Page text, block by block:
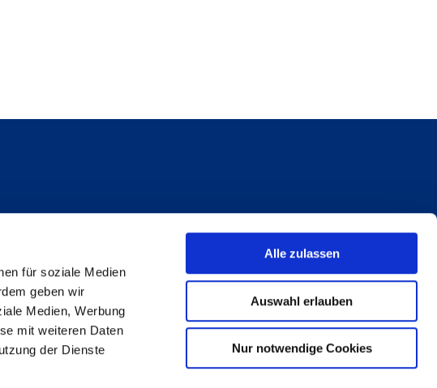
für soziale Medien
geben wir
Medien, Werbung
mit weiteren Daten
der Dienste
Alle zulassen
Auswahl erlauben
Nur notwendige Cookies